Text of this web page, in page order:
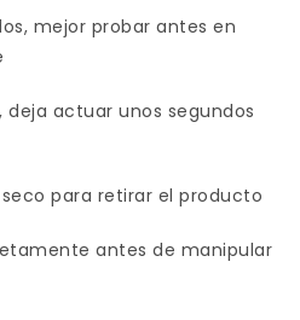
mejor probar antes en
actuar unos segundos
para retirar el producto
antes de manipular